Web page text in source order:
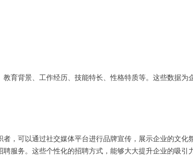
育背景、工作经历、技能特长、性格特质等。这些数据为
，可以通过社交媒体平台进行品牌宣传，展示企业的文化
服务。这些个性化的招聘方式，能够大大提升企业的吸引